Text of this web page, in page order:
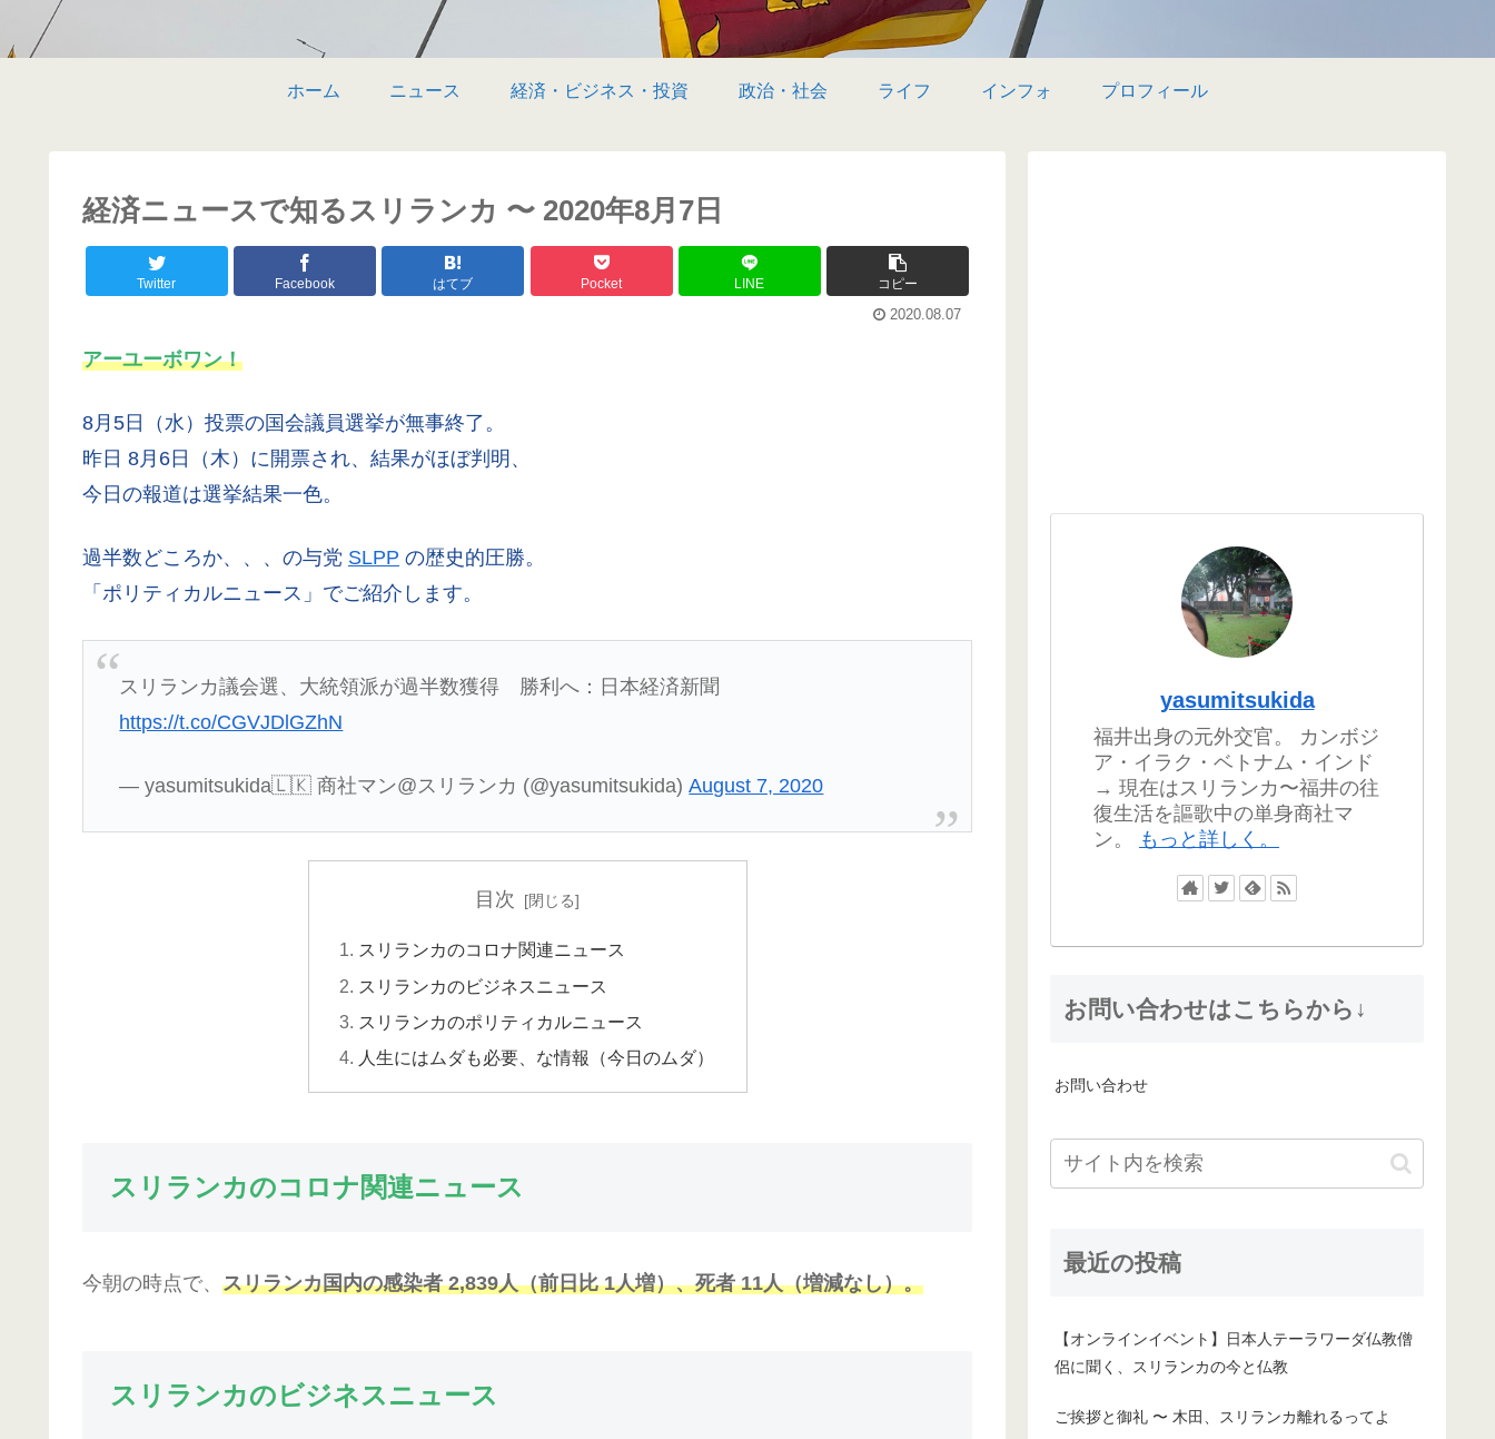
ホーム ニュース 経済・ビジネス・投資 政治・社会 ライフ インフォ プロフィール
経済ニュースで知るスリランカ 〜 2020年8月7日
Twitter Facebook はてブ Pocket LINE コピー
2020.08.07
アーユーボワン！
8月5日（水）投票の国会議員選挙が無事終了。
昨日 8月6日（木）に開票され、結果がほぼ判明、
今日の報道は選挙結果一色。
過半数どころか、、、の与党 SLPP の歴史的圧勝。
「ポリティカルニュース」でご紹介します。
スリランカ議会選、大統領派が過半数獲得 勝利へ：日本経済新聞
https://t.co/CGVJDlGZhN
— yasumitsukida🇱🇰 商社マン@スリランカ (@yasumitsukida)August 7, 2020
目次
スリランカのコロナ関連ニュース
スリランカのビジネスニュース
スリランカのポリティカルニュース
人生にはムダも必要、な情報（今日のムダ）
スリランカのコロナ関連ニュース
今朝の時点で、 スリランカ国内の感染者 2,839人（前日比 1人増）、死者 11人（増減なし）。
スリランカのビジネスニュース
yasumitsukida
福井出身の元外交官。 カンボジ
ア・イラク・ベトナム・インド
→ 現在はスリランカ〜福井の往
復生活を謳歌中の単身商社マ
ン。
もっと詳しく。
お問い合わせはこちらから↓
お問い合わせ
最近の投稿
【オンラインイベント】日本人テーラワーダ仏教僧
侶に聞く、スリランカの今と仏教
ご挨拶と御礼 〜 木田、スリランカ離れるってよ